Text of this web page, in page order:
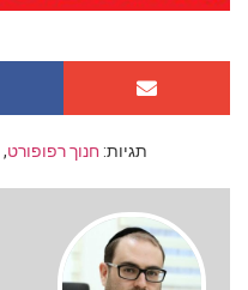
תגיות: חנוך רפופורט,